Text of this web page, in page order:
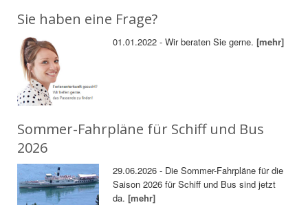
Sie haben eine Frage?
01.01.2022 - Wir beraten Sie gerne.[mehr]
Sommer-Fahrpläne für Schiff und Bus
2026
29.06.2026 - Die Sommer-Fahrpläne für die
Saison 2026 für Schiff und Bus sind jetzt
da.[mehr]